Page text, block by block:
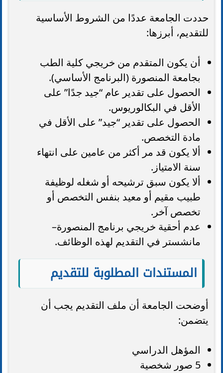
حددت الجامعة عددًا من الشروط الأساسية
للتقديم، أبرزها:
أن يكون المتقدم من خريجي كلية الطب
بجامعة المنصورة (البرنامج الأساسي).
الحصول على تقدير عام “جيد جدًا” على
الأقل في البكالوريوس.
الحصول على تقدير “جيد” على الأقل في
مادة التخصص.
ألا يكون قد مر أكثر من عامين على انتهاء
سنة الامتياز.
ألا يكون سبق ترشيحه أو شغله لوظيفة
طبيب مقيم أو معيد بنفس التخصص أو
تخصص آخر.
عدم أحقية خريجي برنامج المنصورة–
مانشستر في التقديم لهذه الوظائف.
المستندات المطلوبة للتقديم
أوضحت الجامعة أن ملف التقديم يجب أن
يتضمن:
المؤهل الدراسي
5 صور شخصية